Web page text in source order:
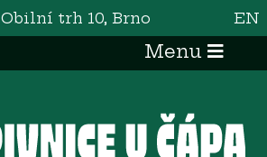
Obilní trh 10, Brno EN
Menu